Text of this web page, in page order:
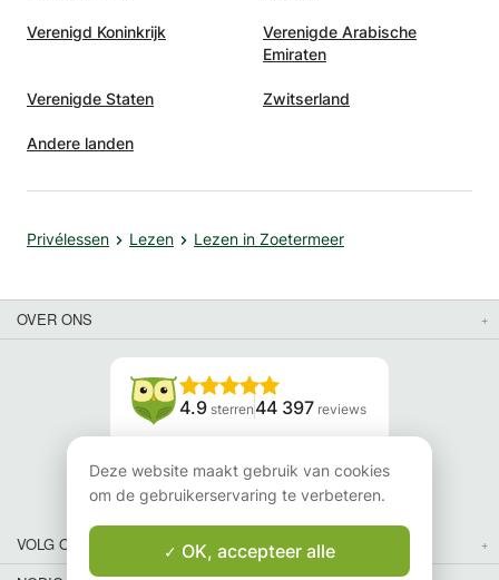
Verenigd Koninkrijk
Verenigde Arabische
Emiraten
Verenigde Staten Zwitserland
Andere landen
Privélessen Lezen Lezen in Zoetermeer
OVER ONS
4.9 sterren 44 397 reviews
Lees onze reviews
VOLG ONS
Deze website maakt gebruik van cookies
om de gebruikerservaring te verbeteren.
OK, accepteer alle